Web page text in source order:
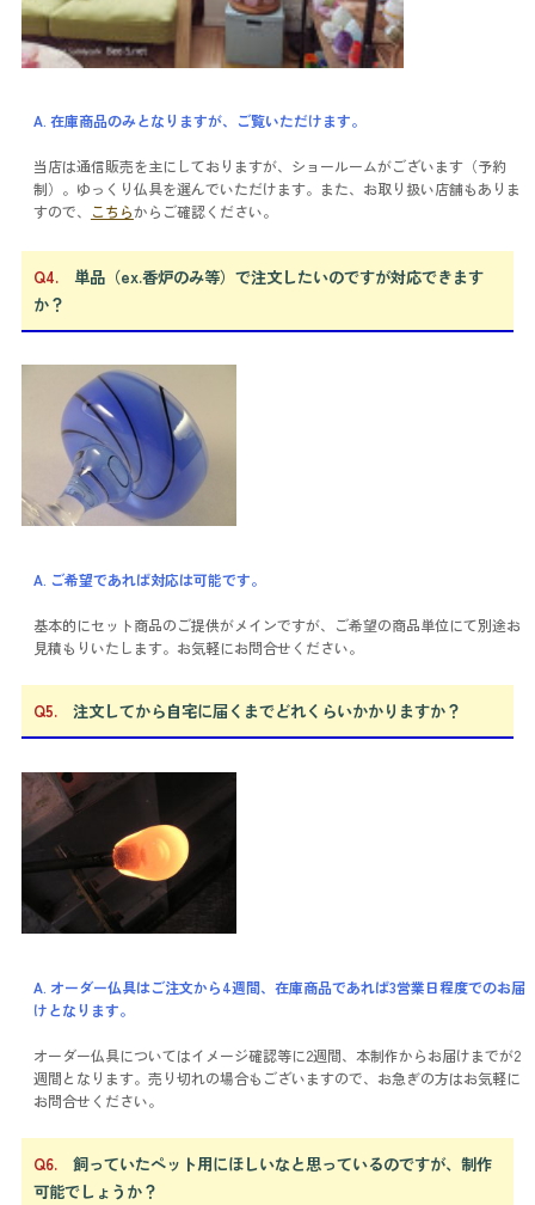
A. 在庫商品のみとなりますが、ご覧いただけます。
当店は通信販売を主にしておりますが、ショールームがございます（予約
制）。ゆっくり仏具を選んでいただけます。また、お取り扱い店舗もありま
すので、 こちらからご確認ください。
Q4.単品（ex.香炉のみ等）で注文したいのですが対応できます
か？
A. ご希望であれば対応は可能です。
基本的にセット商品のご提供がメインですが、ご希望の商品単位にて別途お
見積もりいたします。お気軽にお問合せください。
Q5.注文してから自宅に届くまでどれくらいかかりますか？
A. オーダー仏具はご注文から4週間、在庫商品であれば3営業日程度でのお届
けとなります。
オーダー仏具についてはイメージ確認等に2週間、本制作からお届けまでが2
週間となります。売り切れの場合もございますので、お急ぎの方はお気軽に
お問合せください。
Q6.飼っていたペット用にほしいなと思っているのですが、制作
可能でしょうか？